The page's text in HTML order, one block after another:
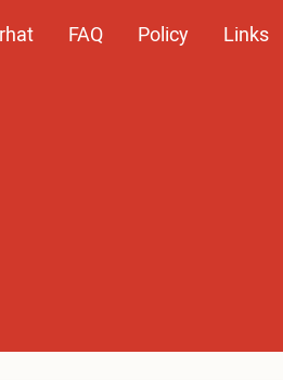
FAQ Policy Links